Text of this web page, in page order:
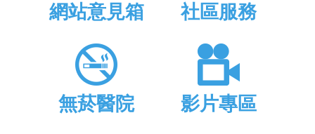
網站意見箱 社區服務
無菸醫院 影片專區